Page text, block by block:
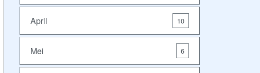
April 10
Mei 6